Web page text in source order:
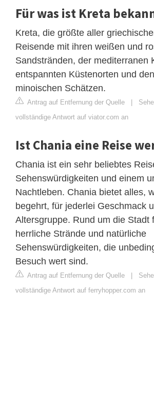
Für was ist Kreta
Kreta, die größte aller
Reisende mit ihren weißen und
Sandstränden, der mediterranen
entspannten Küstenorten und
minoischen Schätzen.
Antrag auf Entfernung der Quelle
vollständige Antwort auf viator.com an
Ist Chania eine Reise
Chania ist ein sehr beliebtes
Sehenswürdigkeiten und einem
Nachtleben. Chania bietet alles,
begehrt, für jederlei Geschmack
Altersgruppe. Rund um die Stadt
herrliche Strände und natürliche
Sehenswürdigkeiten, die
Besuch wert sind.
Antrag auf Entfernung der Quelle
vollständige Antwort auf ferryhopper.com an